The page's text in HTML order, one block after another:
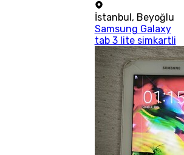
İstanbul, Beyoğlu
Samsung Galaxy
tab 3 lite simkartli